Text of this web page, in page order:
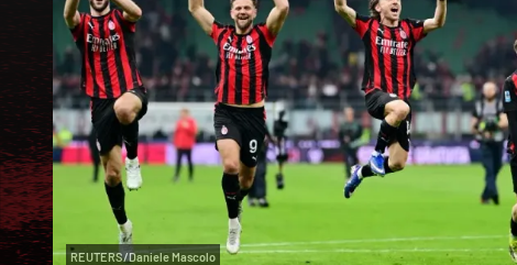
REUTERS/Daniele Mascolo